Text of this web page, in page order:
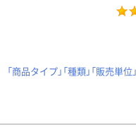
「商品タイプ」「種類」「販売単位」